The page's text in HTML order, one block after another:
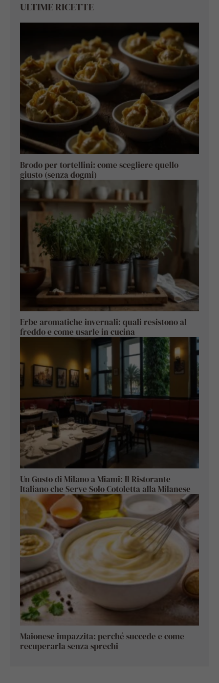
ULTIME RICETTE
Brodo per tortellini: come scegliere quello
giusto (senza dogmi)
Erbe aromatiche invernali: quali resistono al
freddo e come usarle in cucina
Un Gusto di Milano a Miami: Il Ristorante
Italiano che Serve Solo Cotoletta alla Milanese
Maionese impazzita: perché succede e come
recuperarla senza sprechi